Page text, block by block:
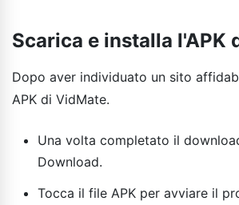
Scarica e installa l'APK
Dopo aver individuato un sito
APK di VidMate.
Una volta completato il
Download.
Tocca il file APK per avviare il